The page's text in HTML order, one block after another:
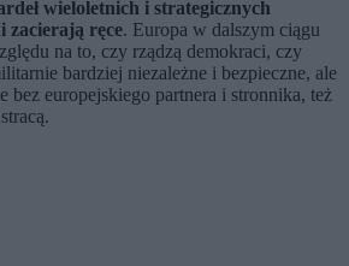
wieloletnich i strategicznych
zacierają ręce. Europa w dalszym ciągu
na to, czy rządzą demokraci, czy
bardziej niezależne i bezpieczne, ale
bez europejskiego partnera i stronnika, też